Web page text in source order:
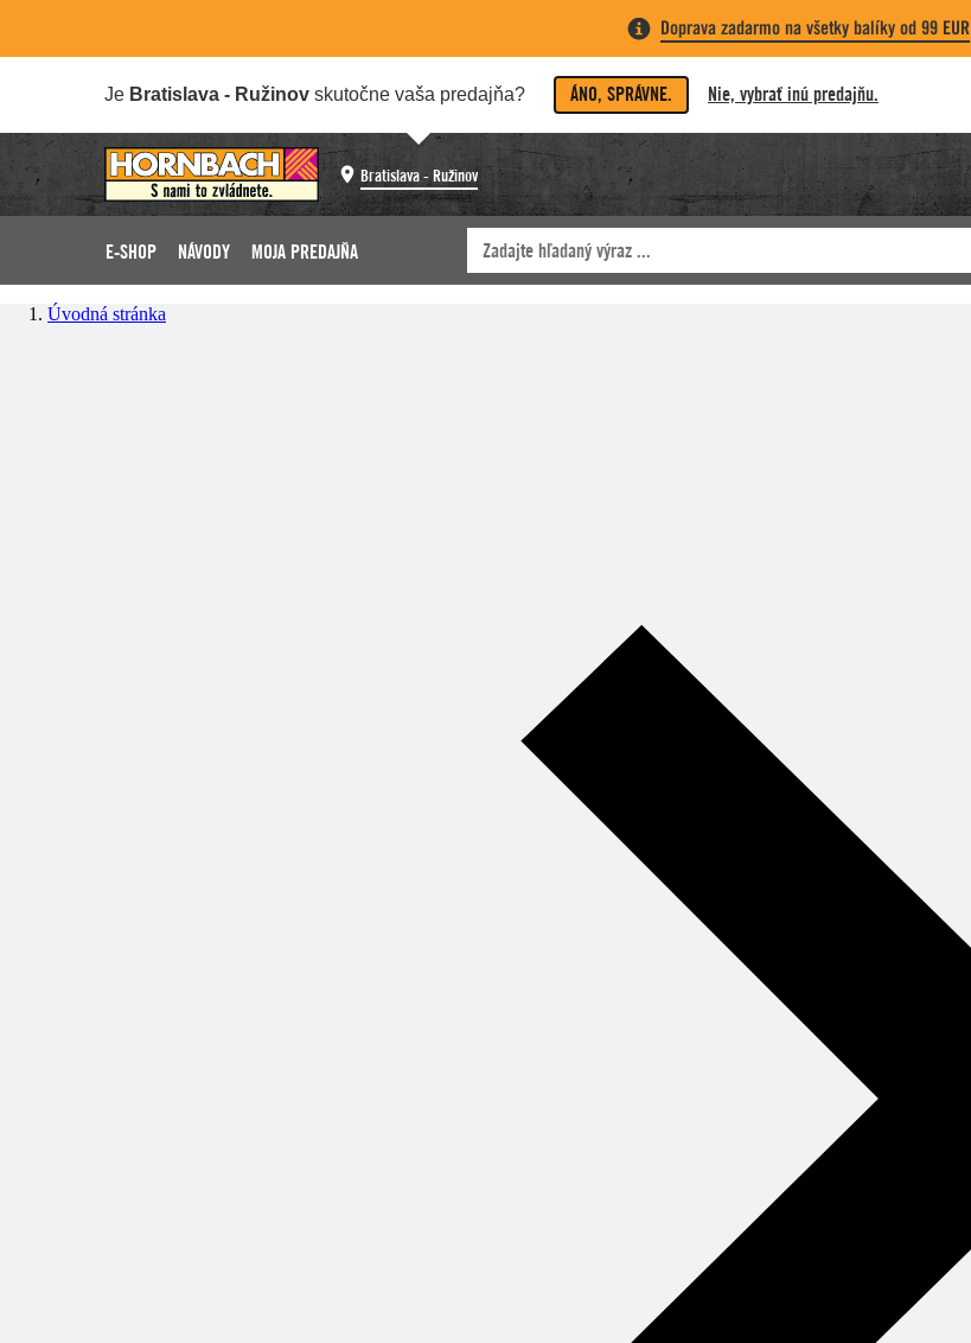
Doprava zadarmo na všetky balíky od 99 EUR
Je Bratislava - Ružinov skutočne vaša predajňa? ÁNO, SPRÁVNE. Nie, vybrať inú predajňu.
Bratislava - Ružinov
E-SHOP NÁVODY MOJA PREDAJŇA
Úvodná stránka